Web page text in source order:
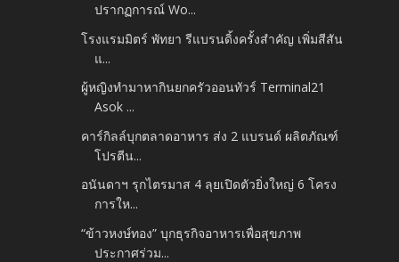
ปรากฏการณ์ Wo...
โรงแรมมิตร์ พัทยา รีแบรนดิ้งครั้งสำคัญ เพิ่มสีสัน
แ...
ผู้หญิงทำมาหากินยกครัวออนทัวร์ Terminal21
Asok ...
คาร์กิลล์บุกตลาดอาหาร ส่ง 2 แบรนด์ ผลิตภัณฑ์
โปรตีน...
อนันดาฯ รุกไตรมาส 4 ลุยเปิดตัวยิ่งใหญ่ 6 โครง
การให...
“ข้าวหงษ์ทอง” บุกธุรกิจอาหารเพื่อสุขภาพ
ประกาศร่วม...